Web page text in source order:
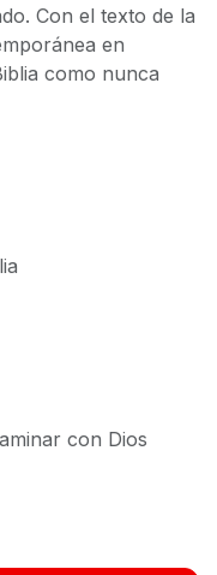
Con el texto de la
en
como nunca
con Dios